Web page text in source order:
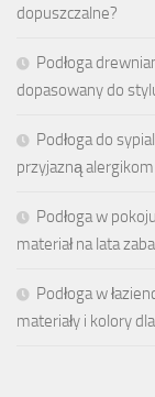
dopuszczalne?
Podłoga
dopasowany do
Podłoga do
przyjazną alergikom
Podłoga w
materiał na lata
Podłoga w
materiały i kolory